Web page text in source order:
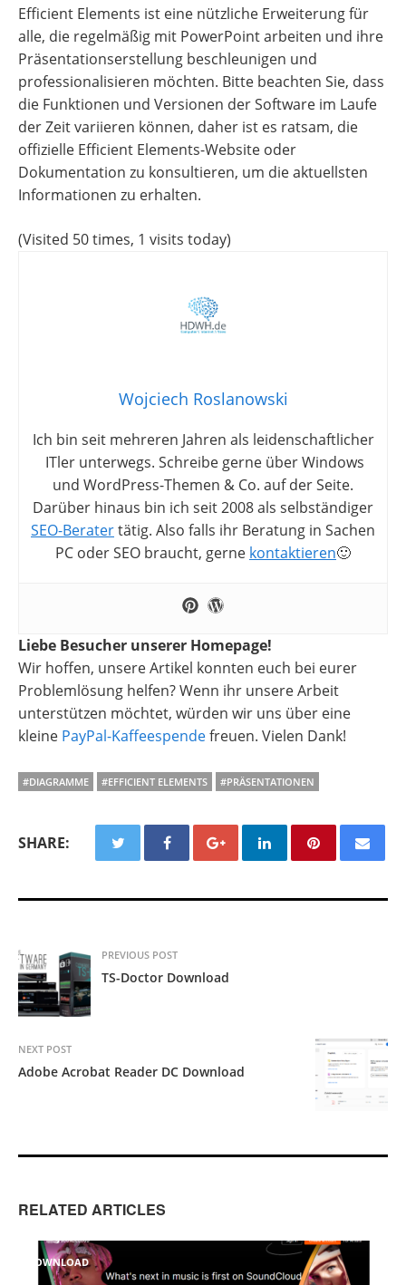
Efficient Elements ist eine nützliche Erweiterung für
alle, die regelmäßig mit PowerPoint arbeiten und ihre
Präsentationserstellung beschleunigen und
professionalisieren möchten. Bitte beachten Sie, dass
die Funktionen und Versionen der Software im Laufe
der Zeit variieren können, daher ist es ratsam, die
offizielle Efficient Elements-Website oder
Dokumentation zu konsultieren, um die aktuellsten
Informationen zu erhalten.
(Visited 50 times, 1 visits today)
Wojciech Roslanowski
Ich bin seit mehreren Jahren als leidenschaftlicher
ITler unterwegs. Schreibe gerne über Windows
und WordPress-Themen & Co. auf der Seite.
Darüber hinaus bin ich seit 2008 als selbständiger
SEO-Beratertätig. Also falls ihr Beratung in Sachen
PC oder SEO braucht, gerne kontaktieren🙂
Liebe Besucher unserer Homepage!
Wir hoffen, unsere Artikel konnten euch bei eurer
Problemlösung helfen? Wenn ihr unsere Arbeit
unterstützen möchtet, würden wir uns über eine
kleine PayPal-Kaffeespendefreuen. Vielen Dank!
#DIAGRAMME #EFFICIENT ELEMENTS #PRÄSENTATIONEN
SHARE:
PREVIOUS POST
TS-Doctor Download
NEXT POST
Adobe Acrobat Reader DC Download
RELATED ARTICLES
DOWNLOAD